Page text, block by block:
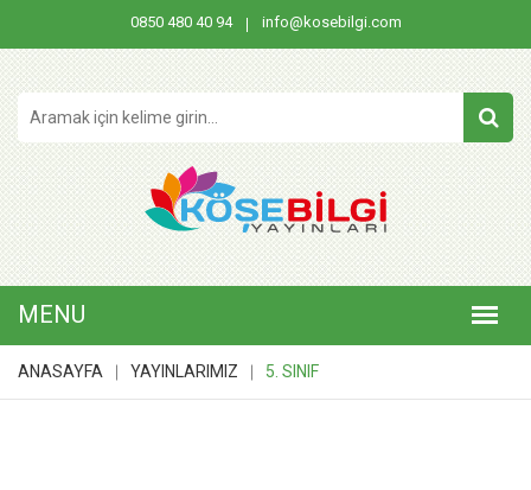
0850 480 40 94 info@kosebilgi.com
ANASAYFA YAYINLARIMIZ 5. SINIF